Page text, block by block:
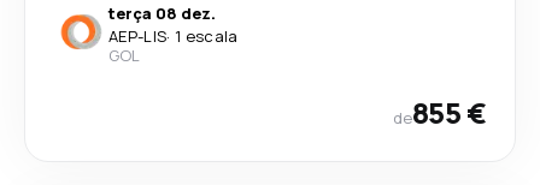
terça 08 dez.
AEP-LIS· 1 escala
GOL
de855 €